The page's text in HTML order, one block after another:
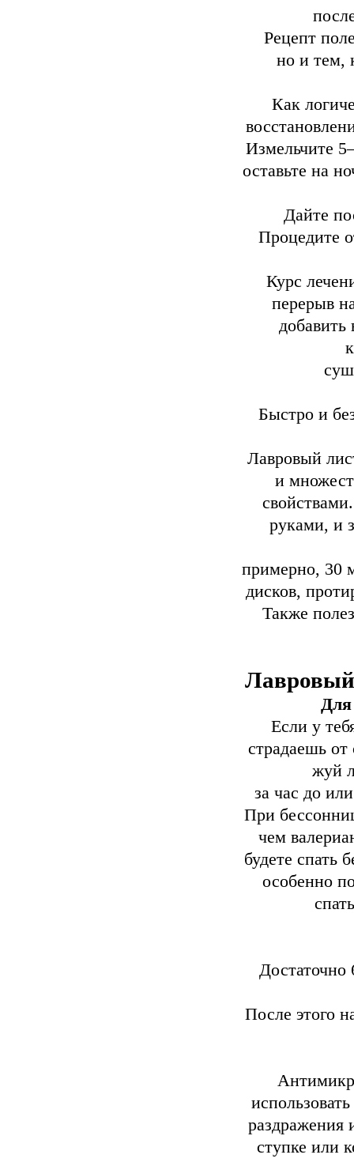
Рецепт
но и тем,
Как
Измельчите
оставьте на
Дайте
Процедите
Курс
перерыв
добавить
Быстро и
Лавровый
и
руками, и
примерно, 30
дисков,
Также
Для
Если у
страдаешь от
жуй
за час до
При
чем
будете спать
особенно
Достаточно
После этого
раздражения
ступке или